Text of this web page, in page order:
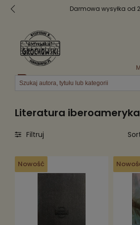
Bezpieczne
Menu
Literatura
Filtruj
Nowość